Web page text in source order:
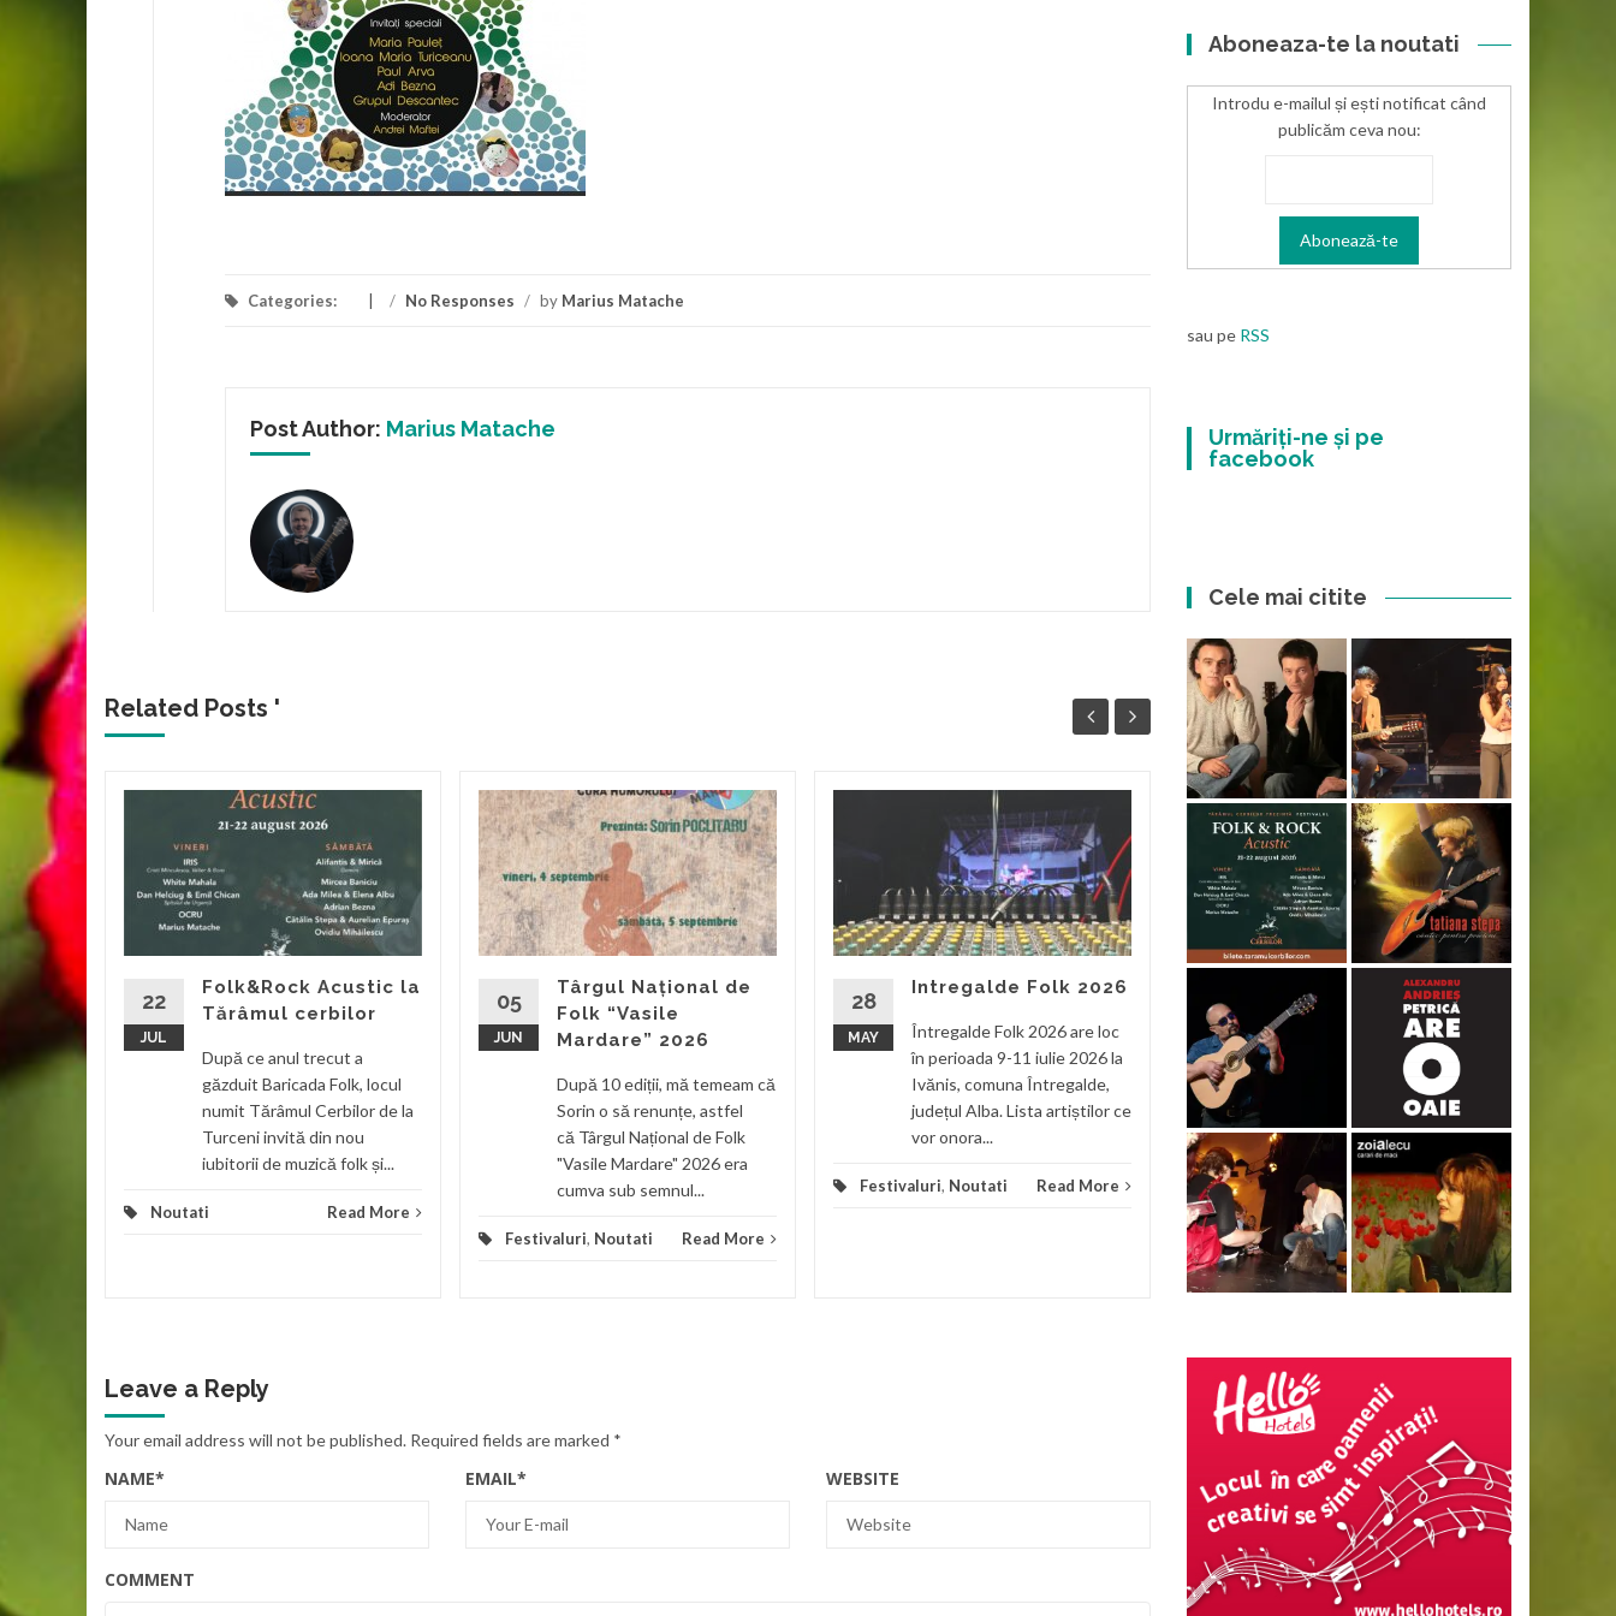
Categories: / No Responses / by Marius Matache
Post Author: Marius Matache
Related Posts '
Chira
22
JUL
Folk&Rock Acustic la
Tărâmul cerbilor
După ce anul trecut a
găzduit Baricada Folk, locul
numit Tărâmul Cerbilor de la
Turceni invită din nou
iubitorii de muzică folk și...
Noutati Read More
05
JUN
Târgul Național de
Folk “Vasile
Mardare” 2026
După 10 ediții, mă temeam că
Sorin o să renunțe, astfel
că Târgul Național de Folk
"Vasile Mardare" 2026 era
cumva sub semnul...
Festivaluri, Noutati Read More
28
MAY
Intregalde Folk 2026
Întregalde Folk 2026 are loc
în perioada 9-11 iulie 2026 la
Ivănis, comuna Întregalde,
județul Alba. Lista artiștilor ce
vor onora...
Festivaluri, Noutati Read More
29
APR
Dacii liberi
Pe cei de la Dacii liberi cred
că i-am văzut prima dată la
Tecuci acum vreo 4-5 ani și
recunosc că nu m-au
impresionat. Erau multe...
Noutati Read More
Leave a Reply
Your email address will not be published. Required fields are marked *
NAME* EMAIL* WEBSITE
COMMENT
Aboneaza-te la noutati
Introdu e-mailul și ești notificat când
publicăm ceva nou:
sau pe RSS
Urmăriți-ne și pe
facebook
Cele mai citite